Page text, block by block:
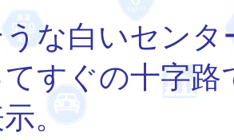
な白いセンタ
てすぐの十字
。